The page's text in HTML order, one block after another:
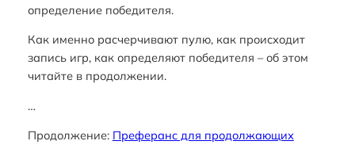
определение победителя.
Как именно расчерчивают пулю, как происходит
запись игр, как определяют победителя – об этом
читайте в продолжении.
…
Продолжение: Преферанс для продолжающих